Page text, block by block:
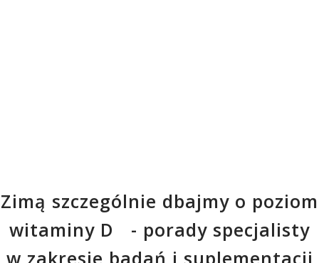
Zimą szczególnie dbajmy o poziom
witaminy D - porady specjalisty
w zakresie badań i suplementacji